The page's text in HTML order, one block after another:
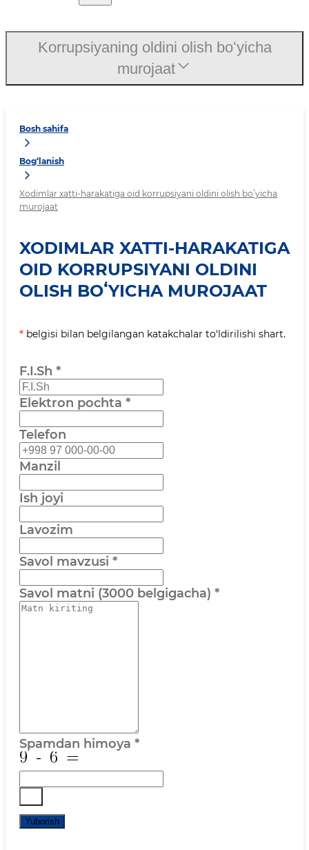
Bosh sahifa
Bog‘lanish
Xodimlar xatti-harakatiga oid korrupsiyani oldini olish boʻyicha
murojaat
XODIMLAR XATTI-HARAKATIGA
OID KORRUPSIYANI OLDINI
OLISH BOʻYICHA MUROJAAT
* belgisi bilan belgilangan katakchalar to‘ldirilishi shart.
F.I.Sh *
Elektron pochta *
Telefon
Manzil
Ish joyi
Lavozim
Savol mavzusi *
Savol matni (3000 belgigacha) *
Spamdan himoya *
Yuborish
Korrupsiyaning oldini olish boʻyicha
murojaat